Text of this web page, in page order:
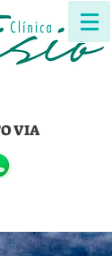
VIA